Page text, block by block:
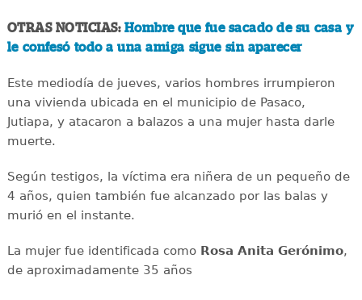
OTRAS NOTICIAS: Hombre que fue sacado de su casa y
le confesó todo a una amiga sigue sin aparecer
Este mediodía de jueves, varios hombres irrumpieron
una vivienda ubicada en el municipio de Pasaco,
Jutiapa, y atacaron a balazos a una mujer hasta darle
muerte.
Según testigos, la víctima era niñera de un pequeño de
4 años, quien también fue alcanzado por las balas y
murió en el instante.
La mujer fue identificada como Rosa Anita Gerónimo,
de aproximadamente 35 años